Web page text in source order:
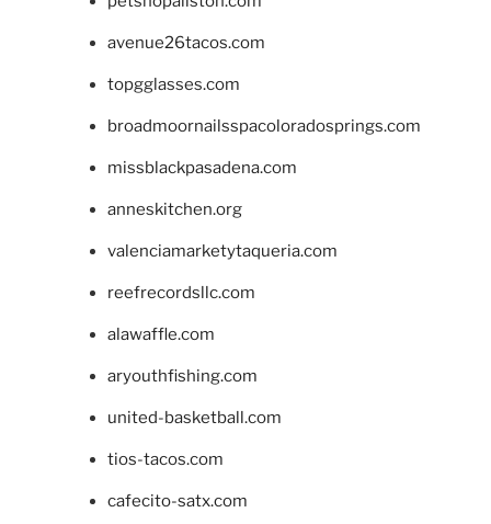
avenue26tacos.com
topgglasses.com
broadmoornailsspacoloradosprings.com
missblackpasadena.com
anneskitchen.org
valenciamarketytaqueria.com
reefrecordsllc.com
alawaffle.com
aryouthfishing.com
united-basketball.com
tios-tacos.com
cafecito-satx.com